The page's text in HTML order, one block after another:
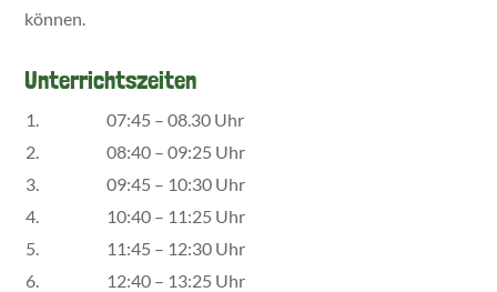
können.
Unterrichtszeiten
1.
07:45 – 08.30 Uhr
2.
08:40 – 09:25 Uhr
3.
09:45 – 10:30 Uhr
4.
10:40 – 11:25 Uhr
5.
11:45 – 12:30 Uhr
6.
12:40 – 13:25 Uhr